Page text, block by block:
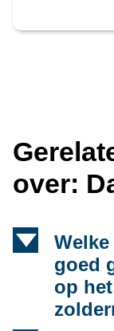
over:
d
goed
op